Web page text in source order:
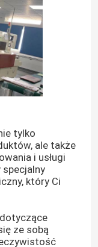
tylko
ale także
i usługi
który Ci
ze sobą